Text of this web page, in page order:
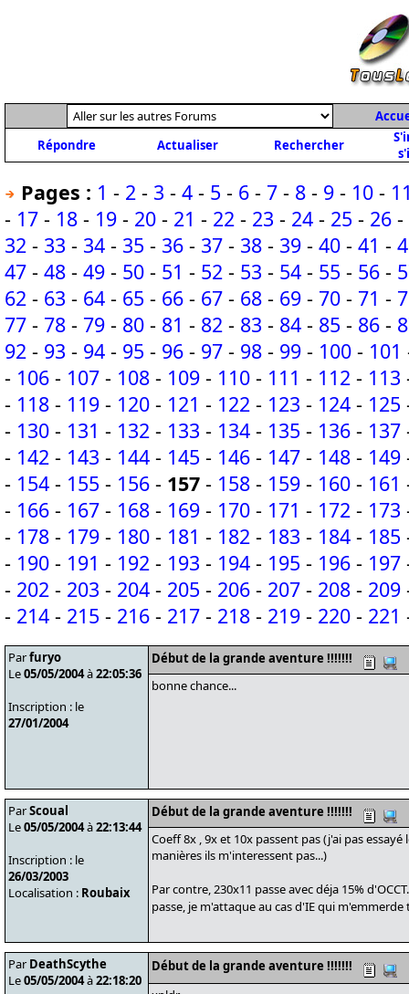
Répondre
Actualiser Rechercher
Pages : 1 - 2 - 3 - 4 - 5 - 6 - 7 - 8 - 9 - 10 -
- 17 - 18 - 19 - 20 - 21 - 22 - 23 - 24 - 25 - 26 -
32 - 33 - 34 - 35 - 36 - 37 - 38 - 39 - 40 - 41 -
47 - 48 - 49 - 50 - 51 - 52 - 53 - 54 - 55 - 56 -
62 - 63 - 64 - 65 - 66 - 67 - 68 - 69 - 70 - 71 -
77 - 78 - 79 - 80 - 81 - 82 - 83 - 84 - 85 - 86 -
92 - 93 - 94 - 95 - 96 - 97 - 98 - 99 - 100 - 101
- 106 - 107 - 108 - 109 - 110 - 111 - 112 - 113
- 118 - 119 - 120 - 121 - 122 - 123 - 124 - 125
- 130 - 131 - 132 - 133 - 134 - 135 - 136 - 137
- 142 - 143 - 144 - 145 - 146 - 147 - 148 - 149
- 154 - 155 - 156 - 157 - 158 - 159 - 160 - 161
- 166 - 167 - 168 - 169 - 170 - 171 - 172 - 173
- 178 - 179 - 180 - 181 - 182 - 183 - 184 - 185
- 190 - 191 - 192 - 193 - 194 - 195 - 196 - 197
- 202 - 203 - 204 - 205 - 206 - 207 - 208 - 209
- 214 - 215 - 216 - 217 - 218 - 219 - 220 - 221
Parfuryo
Le05/05/2004à22:05:36
Inscription : le
27/01/2004
Début de la grande aventure !!!!!!!
bonne chance...
ParScoual
Le05/05/2004à22:13:44
Inscription : le
26/03/2003
Localisation : Roubaix
Début de la grande aventure !!!!!!!
Coeff 8x , 9x et 10x passent pas (j'ai pas
manières ils m'interessent pas...)
Par contre, 230x11 passe avec déja 15%
passe, je m'attaque au cas d'IE qui
Par DeathScythe
Le05/05/2004à22:18:20
Début de la grande aventure !!!!!!!